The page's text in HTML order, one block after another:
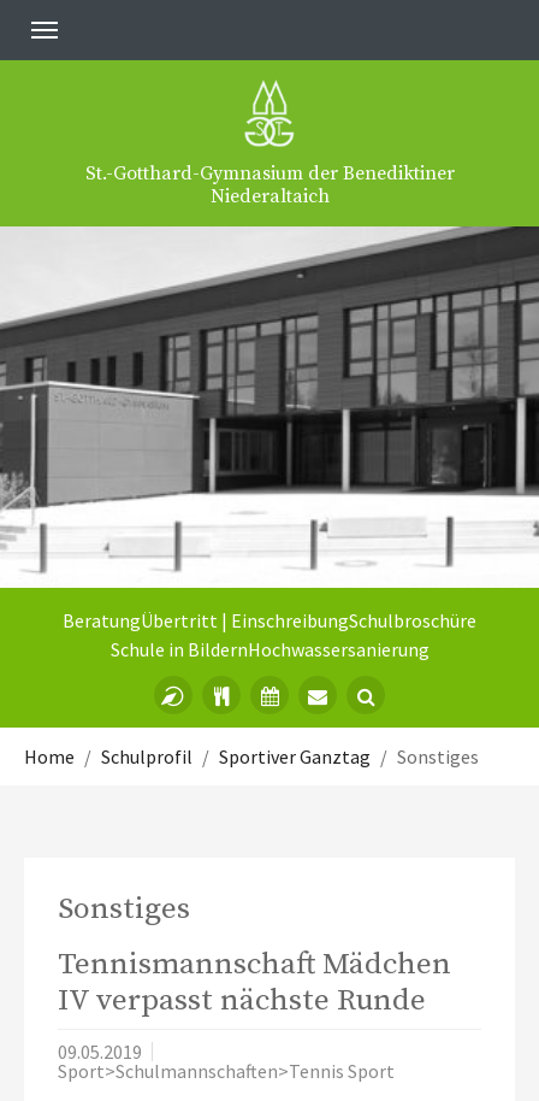
St.-Gotthard-Gymnasium der Benediktiner
Niederaltaich
BeratungÜbertritt | EinschreibungSchulbroschüre
Schule in BildernHochwassersanierung
Home Schulprofil Sportiver Ganztag Sonstiges
Sonstiges
Tennismannschaft Mädchen
IV verpasst nächste Runde
09.05.2019
Sport>Schulmannschaften>Tennis Sport